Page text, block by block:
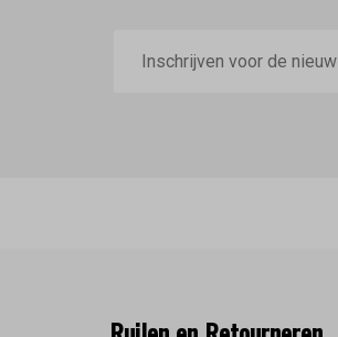
mailadres